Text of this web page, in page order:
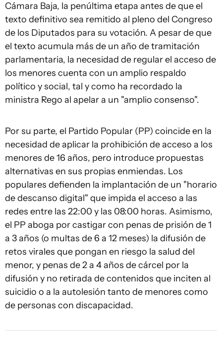
Cámara Baja, la penúltima etapa antes de que el
texto definitivo sea remitido al pleno del Congreso
de los Diputados para su votación. A pesar de que
el texto acumula más de un año de tramitación
parlamentaria, la necesidad de regular el acceso de
los menores cuenta con un amplio respaldo
político y social, tal y como ha recordado la
ministra Rego al apelar a un "amplio consenso".
Por su parte, el Partido Popular (PP) coincide en la
necesidad de aplicar la prohibición de acceso a los
menores de 16 años, pero introduce propuestas
alternativas en sus propias enmiendas. Los
populares defienden la implantación de un "horario
de descanso digital" que impida el acceso a las
redes entre las 22:00 y las 08:00 horas. Asimismo,
el PP aboga por castigar con penas de prisión de 1
a 3 años (o multas de 6 a 12 meses) la difusión de
retos virales que pongan en riesgo la salud del
menor, y penas de 2 a 4 años de cárcel por la
difusión y no retirada de contenidos que inciten al
suicidio o a la autolesión tanto de menores como
de personas con discapacidad.